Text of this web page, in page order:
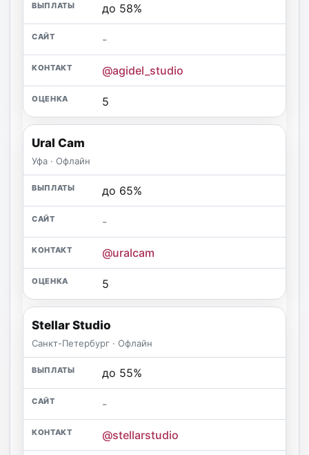
до 58%
-
@agidel_studio
5
Ural Cam
Уфа · Офлайн
до 65%
-
@uralcam
5
Stellar Studio
Санкт-Петербург · Офлайн
до 55%
-
@stellarstudio